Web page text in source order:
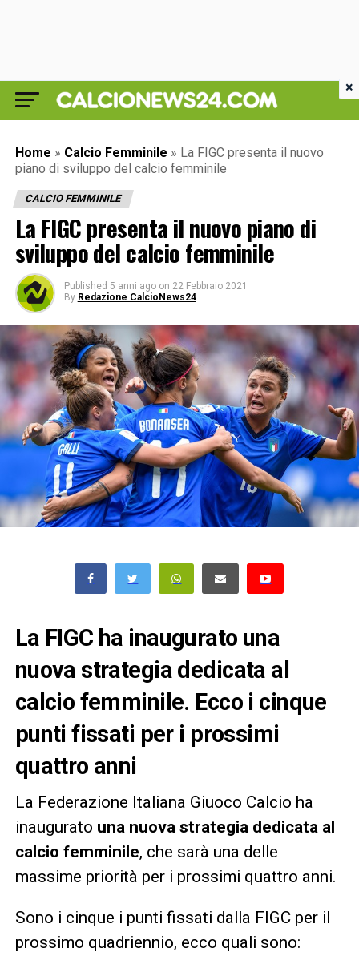
Home » Calcio Femminile » La FIGC presenta il nuovo
piano di sviluppo del calcio femminile
CALCIO FEMMINILE
La FIGC presenta il nuovo piano di
sviluppo del calcio femminile
Published 5 anni ago on 22 Febbraio 2021
By Redazione CalcioNews24
La FIGC ha inaugurato una
nuova strategia dedicata al
calcio femminile. Ecco i cinque
punti fissati per i prossimi
quattro anni
La Federazione Italiana Giuoco Calcio ha
inaugurato una nuova strategia dedicata al
calcio femminile, che sarà una delle
massime priorità per i prossimi quattro anni.
Sono i cinque i punti fissati dalla FIGC per il
prossimo quadriennio, ecco quali sono:
×